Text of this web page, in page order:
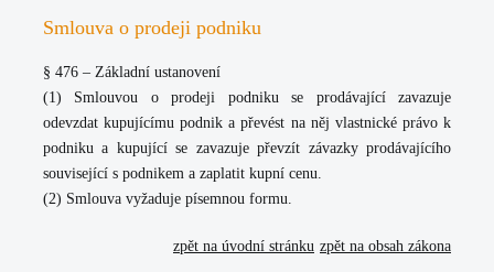
Smlouva o prodeji podniku
§ 476 – Základní ustanovení
(1) Smlouvou o prodeji podniku se prodávající zavazuje
odevzdat kupujícímu podnik a převést na něj vlastnické právo k
podniku a kupující se zavazuje převzít závazky prodávajícího
související s podnikem a zaplatit kupní cenu.
(2) Smlouva vyžaduje písemnou formu.
zpět na obsah zákona
zpět na úvodní stránku